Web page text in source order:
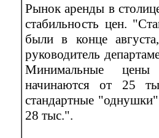
Рынок аренды в
стабильность цен.
были в конце
руководитель
Минимальные цены
начинаются от 25
стандартные
28 тыс.".